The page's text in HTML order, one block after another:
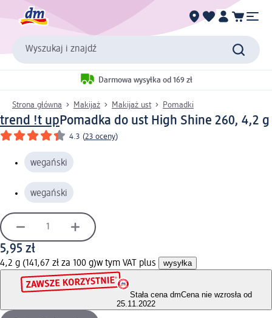
Wyszukaj i znajdź
Darmowa wysyłka od 169 zł
Strona główna Makijaż Makijaż ust Pomadki
trend !t upPomadka do ust High Shine 260, 4,2 g
4.3 (23 oceny)
wegański
wegański
5,95 zł
4,2 g (141,67 zł za 100 g)w tym VAT plus wysyłka
Stała cena dmCena nie wzrosła od
25.11.2022